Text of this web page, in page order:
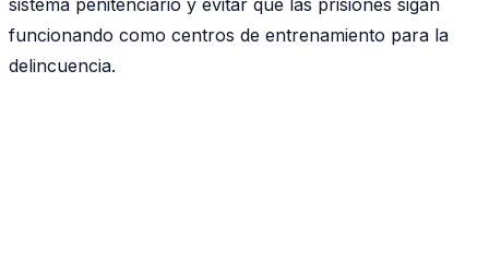
funcionando como centros de entrenamiento para la
delincuencia.